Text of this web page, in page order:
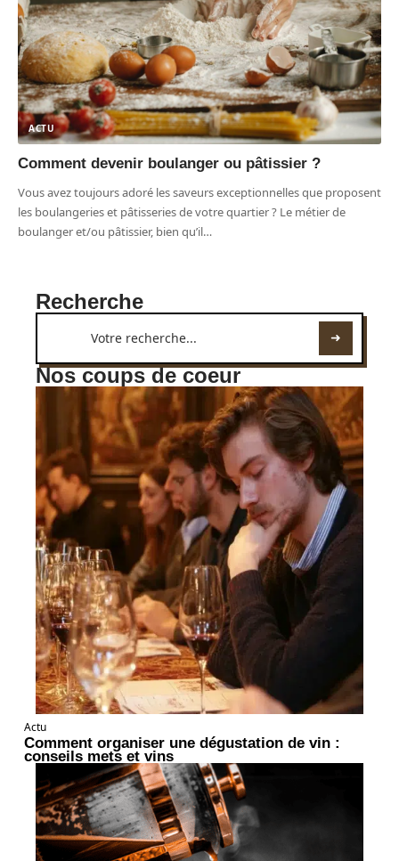
ACTU
Comment devenir boulanger ou pâtissier ?
Vous avez toujours adoré les saveurs exceptionnelles que proposent
les boulangeries et pâtisseries de votre quartier ? Le métier de
boulanger et/ou pâtissier, bien qu’il…
Recherche
Nos coups de coeur
Actu
Comment organiser une dégustation de vin :
conseils mets et vins